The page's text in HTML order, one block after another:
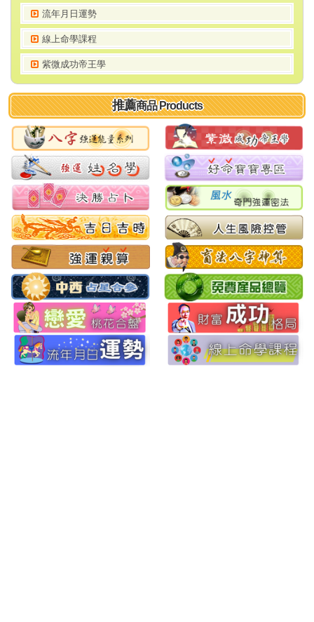
流年月日運勢
線上命學課程
紫微成功帝王學
推薦商品 Products